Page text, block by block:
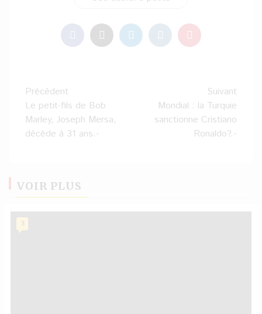
Navigation
d’article
Précédent
Le petit-fils de Bob
Marley, Joseph Mersa,
décède à 31 ans.-
Suivant
Mondial : la Turquie
sanctionne Cristiano
Ronaldo?.-
VOIR PLUS
3